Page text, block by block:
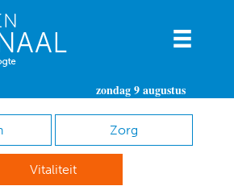
zondag 9 augustus
Zorg
Vitaliteit